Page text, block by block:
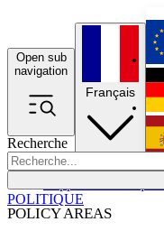
Open sub
navigation
Recherche
POLICY AREAS
Français
POLITIQUE